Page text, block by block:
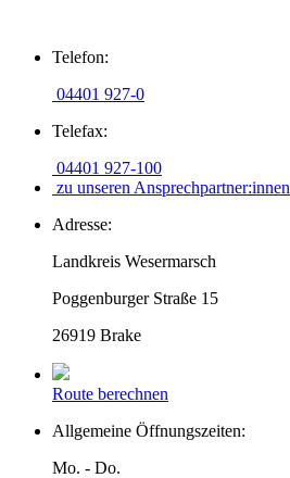
Inhalt
Telefon:
04401 927-0
Telefax:
04401 927-100
zu unseren Ansprechpartner:innen
Adresse:
Landkreis Wesermarsch
Poggenburger Straße 15
26919 Brake
Route berechnen
Allgemeine Öffnungszeiten:
Mo. - Do.